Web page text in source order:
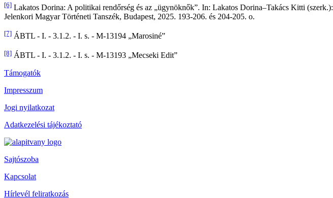
[6] Lakatos Dorina: A politikai rendőrség és az „ügynöknők”. In: Lakatos Dorina–Takács Kitti (szerk.):
Jelenkori Magyar Történeti Tanszék, Budapest, 2025. 193-206. és 204-205. o.
[7] ÁBTL - I. - 3.1.2. - I. s. - M-13194 „Marosiné”
[8] ÁBTL - I. - 3.1.2. - I. s. - M-13193 „Mecseki Edit”
Támogatók
Impresszum
Jogi nyilatkozat
Adatkezelési tájékoztató
Sajtószoba
Kapcsolat
Hírlevél feliratkozás